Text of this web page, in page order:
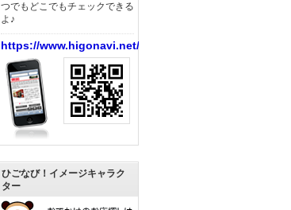
つでもどこでもチェックできる
よ♪
https://www.higonavi.net/
ひごなび！イメージキャラク
ター